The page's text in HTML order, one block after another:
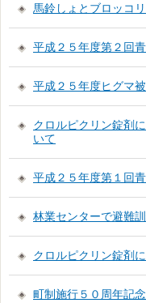
馬鈴しょとブロッコ
平成２５年度第２回
平成２５年度ヒグマ
クロルピクリン錠剤
いて
平成２５年度第１回
林業センターで避難
クロルピクリン錠剤
町制施行５０周年記